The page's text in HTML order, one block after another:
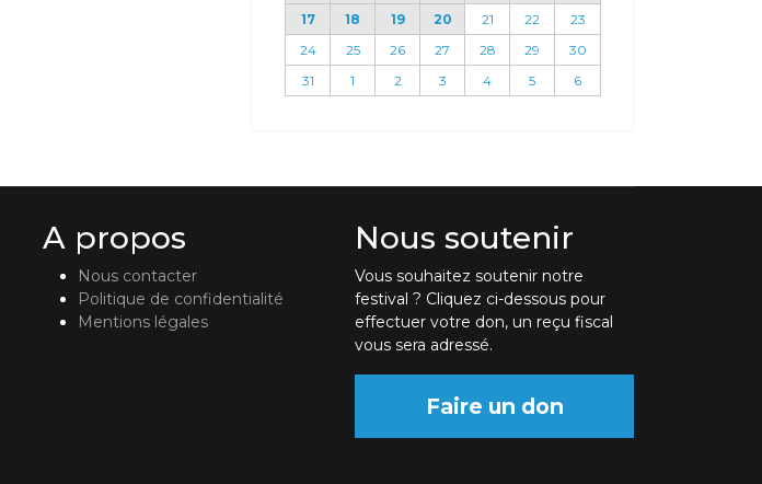
17
18 19 20 21 22
23
24
25 26 27 28 29
30
31
1 2 3 4 5 6
A propos
Nous contacter
Politique de confidentialité
Mentions légales
Nous soutenir
Vous souhaitez soutenir notre
festival ? Cliquez ci-dessous pour
effectuer votre don, un reçu fiscal
vous sera adressé.
Faire un don